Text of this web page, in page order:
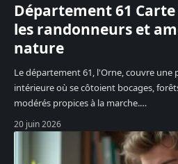
Département 61
les randonneurs et
nature
Le département 61, l'Orne, couvre une
intérieure où se côtoient bocages,
modérés propices à la marche.…
20 juin 2026